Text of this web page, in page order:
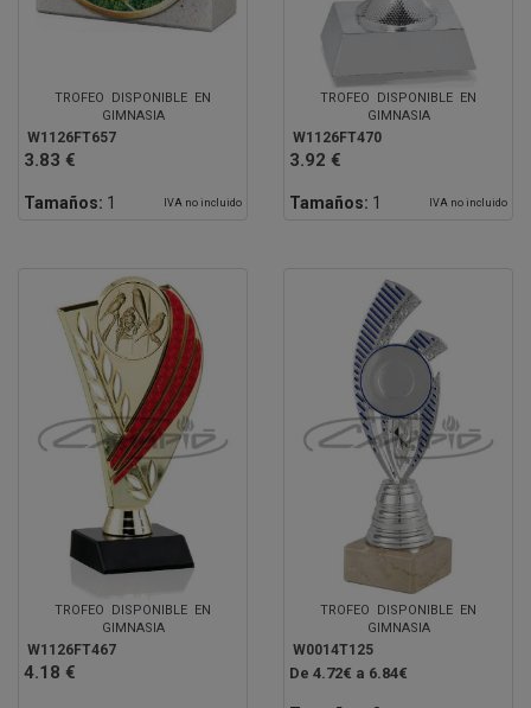
TROFEO DISPONIBLE EN
GIMNASIA
W1126FT657
3.83 €
Tamaños: 1 IVA no incluido
TROFEO DISPONIBLE EN
GIMNASIA
W1126FT470
3.92 €
Tamaños: 1 IVA no incluido
TROFEO DISPONIBLE EN
GIMNASIA
W1126FT467
4.18 €
TROFEO DISPONIBLE EN
GIMNASIA
W0014T125
De 4.72€ a 6.84€